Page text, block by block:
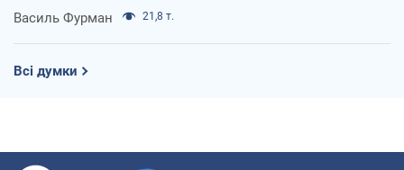
Василь Фурман 21,8 т.
Всі думки